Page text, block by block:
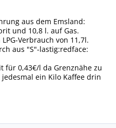
aus dem Emsland:
und 10,8 l. auf Gas.
Verbrauch von 11,7l.
aus "S"-lastig:redface:
für 0,43€/l da Grenznähe zu
ein Kilo Kaffee drin